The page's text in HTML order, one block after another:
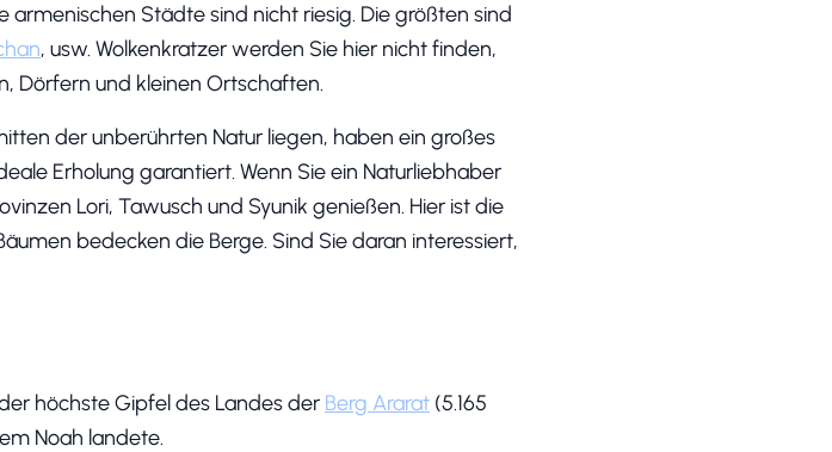
Städte sind nicht riesig. Die größten sind
, usw. Wolkenkratzer werden Sie hier nicht finden,
Dörfern und kleinen Ortschaften.
der unberührten Natur liegen, haben ein großes
Erholung garantiert. Wenn Sie ein Naturliebhaber
Lori, Tawusch und Syunik genießen. Hier ist die
bedecken die Berge. Sind Sie daran interessiert,
höchste Gipfel des Landes der Berg Ararat (5.165
Noah landete.